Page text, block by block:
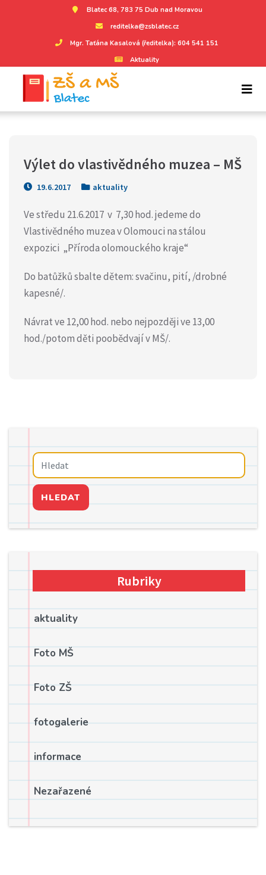
Blatec 68, 783 75 Dub nad Moravou
reditelka@zsblatec.cz
Mgr. Taťána Kasalová (ředitelka): 604 541 151
Aktuality
Výlet do vlastivědného muzea – MŠ
19.6.2017 aktuality
Ve středu 21.6.2017 v 7,30 hod. jedeme do
Vlastivědného muzea v Olomouci na stálou
expozici „Příroda olomouckého kraje“
Do batůžků sbalte dětem: svačinu, pití, /drobné
kapesné/.
Návrat ve 12,00 hod. nebo nejpozději ve 13,00
hod./potom děti poobědvají v MŠ/.
HLEDAT
Rubriky
aktuality
Foto MŠ
Foto ZŠ
fotogalerie
informace
Nezařazené